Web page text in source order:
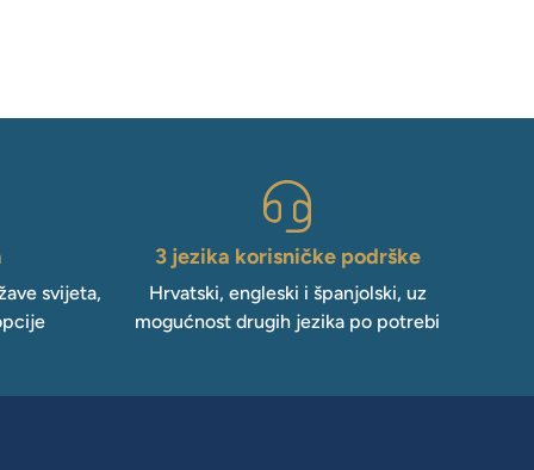
svijeta,
3 jezika korisničke podrške
Hrvatski, engleski i španjolski, uz
mogućnost drugih jezika po potrebi